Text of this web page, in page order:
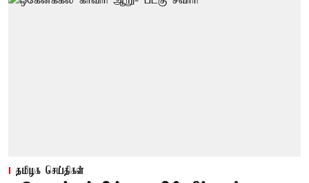
தமிழக செய்திகள்